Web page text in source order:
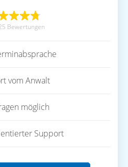
Bewertungen
vom Anwalt
möglich
Support